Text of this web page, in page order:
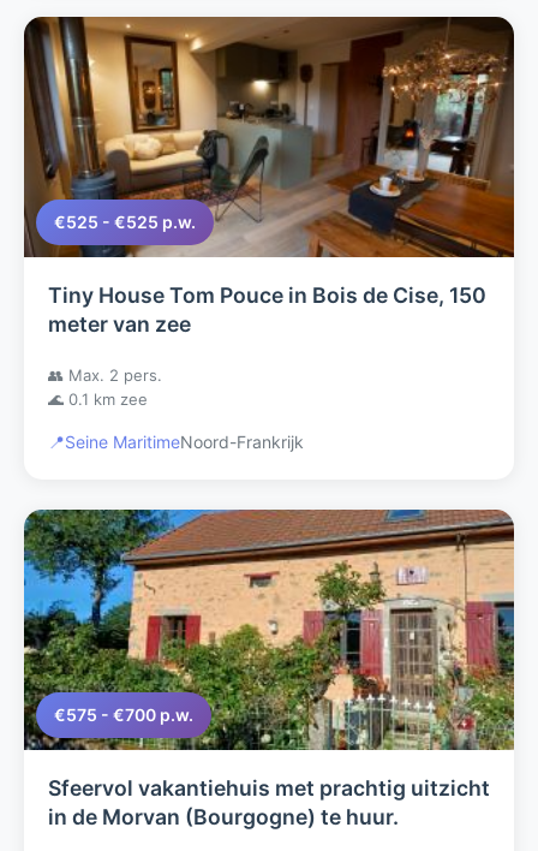
€525 - €525 p.w.
Tiny House Tom Pouce in Bois de Cise, 150
meter van zee
👥 Max. 2 pers.
🌊 0.1 km zee
📍Seine MaritimeNoord-Frankrijk
€575 - €700 p.w.
Sfeervol vakantiehuis met prachtig uitzicht
in de Morvan (Bourgogne) te huur.